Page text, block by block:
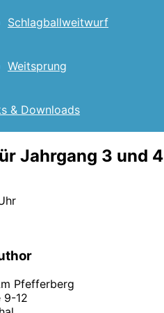
Schlagballweitwurf
Weitsprung
& Downloads
Jahrgang 3 und 4
Pfefferberg
9-12